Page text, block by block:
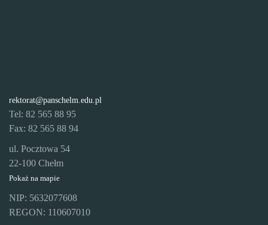
rektorat@panschelm.edu.pl
Tel: 82 565 88 95
Fax: 82 565 88 94
ul. Pocztowa 54
22-100 Chełm
Pokaż na mapie
NIP: 5632077608
REGON: 110607010